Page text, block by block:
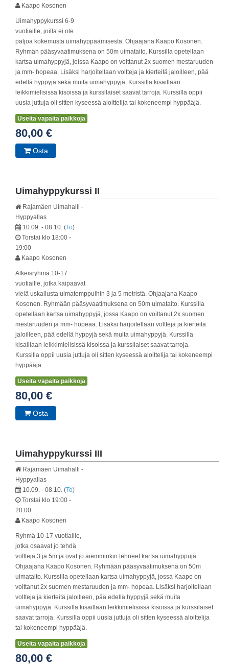
Kaapo Kosonen
Uimahyppykurssi 6-9
vuotiaille, joilla ei ole
paljoa kokemusta uimahyppäämisestä. Ohjaajana Kaapo Kosonen.
Ryhmän pääsyvaatimuksena on 50m uimataito. Kurssilla opetellaan
kartsa uimahyppyjä, joissa Kaapo on voittanut 2x suomen mestaruuden
ja mm- hopeaa. Lisäksi harjoitellaan voltteja ja kierteitä jaloilleen, pää
edellä hyppyjä sekä muita uimahyppyjä. Kurssilla kisaillaan
leikkimielisissä kisoissa ja kurssilaiset saavat tarroja. Kurssilla oppii
uusia juttuja oli sitten kyseessä aloittelija tai kokeneempi hyppääjä.
Useita vapaita paikkoja
80,00 €
Osta
Uimahyppykurssi II
Rajamäen Uimahalli -
Hyppyallas
10.09. - 08.10. (To)
Torstai klo 18:00 -
19:00
Kaapo Kosonen
Alkeisryhmä 10-17
vuotiaille, jotka kaipaavat
vielä uskallusta uimatemppuihin 3 ja 5 metristä. Ohjaajana Kaapo
Kosonen. Ryhmään pääsyvaatimuksena on 50m uimataito. Kurssilla
opetellaan kartsa uimahyppyjä, jossa Kaapo on voittanut 2x suomen
mestaruuden ja mm- hopeaa. Lisäksi harjoitellaan voltteja ja kierteitä
jaloilleen, pää edellä hyppyjä sekä muita uimahyppyjä. Kurssilla
kisaillaan leikkimielisissä kisoissa ja kurssilaiset saavat tarroja.
Kurssilla oppii uusia juttuja oli sitten kyseessä aloittelija tai kokeneempi
hyppääjä.
Useita vapaita paikkoja
80,00 €
Osta
Uimahyppykurssi III
Rajamäen Uimahalli -
Hyppyallas
10.09. - 08.10. (To)
Torstai klo 19:00 -
20:00
Kaapo Kosonen
Ryhmä 10-17 vuotiaille,
jotka osaavat jo tehdä
voltteja 3 ja 5m ja ovat jo aiemminkin tehneet kartsa uimahyppujä.
Ohjaajana Kaapo Kosonen. Ryhmään pääsyvaatimuksena on 50m
uimataito. Kurssilla opetellaan kartsa uimahyppyjä, jossa Kaapo on
voittanut 2x suomen mestaruuden ja mm- hopeaa. Lisäksi harjoitellaan
voltteja ja kierteitä jaloilleen, pää edellä hyppyjä sekä muita
uimahyppyjä. Kurssilla kisaillaan leikkimielisissä kisoissa ja kurssilaiset
saavat tarroja. Kurssilla oppii uusia juttuja oli sitten kyseessä aloittelija
tai kokeneempi hyppääjä.
Useita vapaita paikkoja
80,00 €